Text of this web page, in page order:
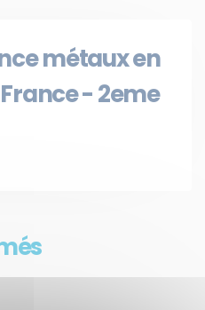
métaux en
- 2eme